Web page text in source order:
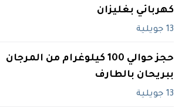
كهربائي بغليزان
13 جويلية
حجز حوالي 100 كيلوغرام من المرجان
ببريحان بالطارف
13 جويلية